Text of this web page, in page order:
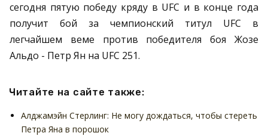
сегодня пятую победу кряду в UFC и в конце года
получит бой за чемпионский титул UFC в
легчайшем веме против победителя боя Жозе
Альдо - Петр Ян на UFC 251.
Читайте на сайте также:
Алджамэйн Стерлинг: Не могу дождаться, чтобы стереть
Петра Яна в порошок